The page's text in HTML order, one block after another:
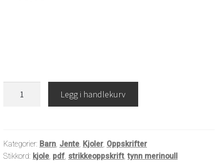
Legg i handlekurv
Kategorier: Barn Jente Kjoler Oppskrifter
Stikkord: kjole pdf strikkeoppskrift ,tynn merinoull